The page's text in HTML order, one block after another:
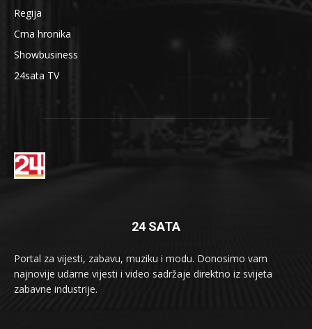
Regija
Crna hronika
Showbusiness
24sata TV
24 SATA
Portal za vijesti, zabavu, muziku i modu. Donosimo vam
najnovije udarne vijesti i video sadržaje direktno iz svijeta
zabavne industrije.